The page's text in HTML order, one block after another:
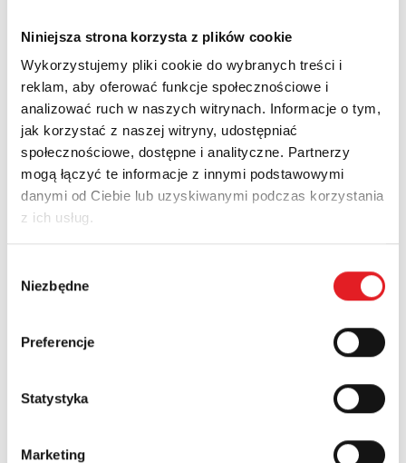
Niniejsza strona korzysta z plików cookie
Wykorzystujemy pliki cookie do wybranych treści i
reklam, aby oferować funkcje społecznościowe i
analizować ruch w naszych witrynach. Informacje o tym,
jak korzystać z naszej witryny, udostępniać
społecznościowe, dostępne i analityczne. Partnerzy
mogą łączyć te informacje z innymi podstawowymi
danymi od Ciebie lub uzyskiwanymi podczas korzystania
z ich usług.
zgody
Niezbędne
Preferencje
Statystyka
Marketing
Zapytaj o szczegóły oferty
Imię i nazwisko: *
Adres e-mail: *
Nazwa firmy:
Numer telefonu: